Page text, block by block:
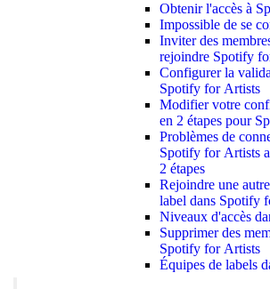
Obtenir l'accès à
Impossible de se
Inviter des
rejoindre Spotify
Configurer la
Spotify for Artists
Modifier votre
en 2 étapes pour
Problèmes de
Spotify for Artists
2 étapes
Rejoindre une
label dans Spotify
Niveaux d'accès
Supprimer des
Spotify for Artists
Équipes de labels